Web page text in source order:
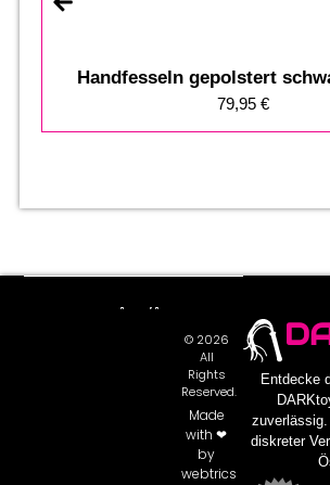
Handfesseln gepolstert
79,95 €
Entdecke
diskreter
© 2026
All
Rights
Reserved.
Made
with ❤
by
webtrics